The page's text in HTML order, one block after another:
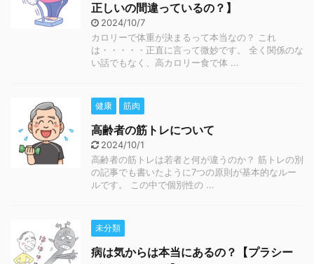
正しいの間違っているの？】
2024/10/7
カロリーで体重が決まるって本当なの？ これ
は・・・・・正直に言って微妙です。 全く関係のな
い話でもなく、高カロリー食で体 ...
健康 筋肉
高齢者の筋トレについて
2024/10/1
高齢者の筋トレは若者と何が違うのか？ 筋トレの別
の記事でも書いたように7つの原則が基本的なルー
ルです。 この中で個別性の ...
未分類
病は気からは本当にあるの？【プラシー